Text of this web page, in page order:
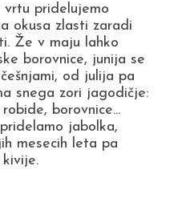
vrtu pridelujemo
okusa zlasti zaradi
Že v maju lahko
borovnice, junija se
od julija pa
snega zori jagodičje:
borovnice...
jabolka,
mesecih leta pa